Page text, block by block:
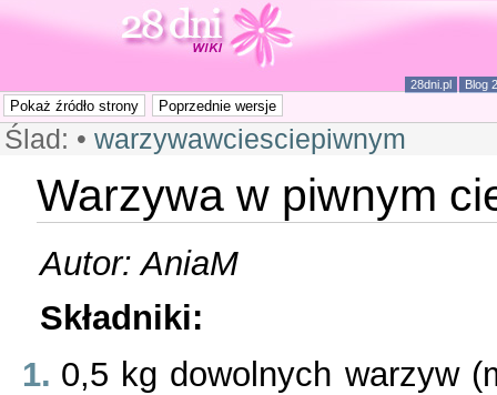
28dni.pl Blog
Ślad: • warzywawciesciepiwnym
Warzywa w piwnym
Autor: AniaM
Składniki:
0,5 kg dowolnych warzyw